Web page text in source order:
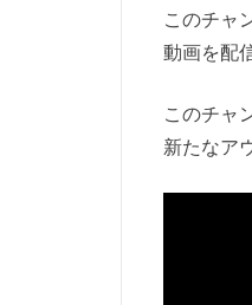
このチャ
動画を配
このチャ
新たなア